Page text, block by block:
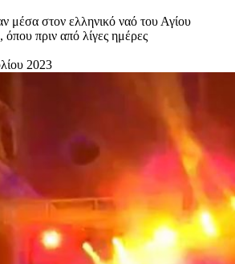
μέσα στον ελληνικό ναό του Αγίου
πριν από λίγες ημέρες
2023